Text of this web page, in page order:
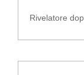
Rivelatore